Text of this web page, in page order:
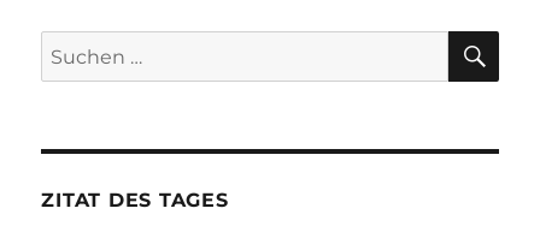
Suche
nach:
ZITAT DES TAGES